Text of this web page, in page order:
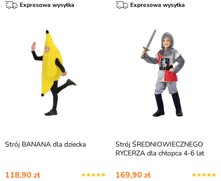
Expresowa wysyłka Expresowa wysyłka
Strój BANANA dla dziecka
118,90 zł
Strój ŚREDNIOWIECZNEGO
RYCERZA dla chłopca 4-6 lat
169,90 zł